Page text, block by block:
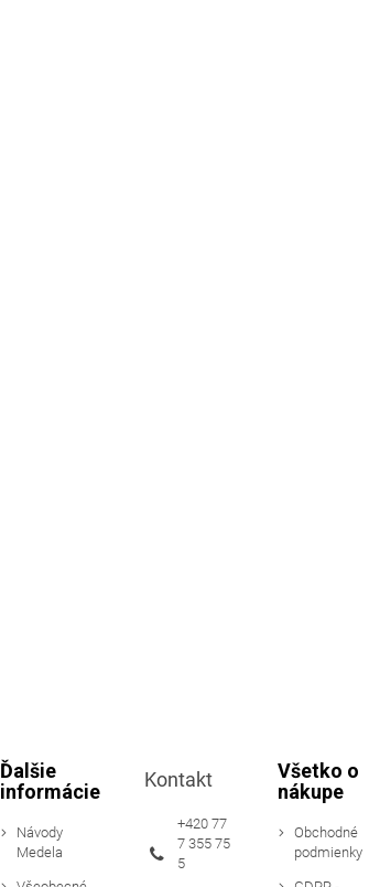
Ďalšie
informácie
Návody
Medela
Kontakt
+420 77
7 355 75
5
Všetko o
nákupe
Obchodné
podmienky